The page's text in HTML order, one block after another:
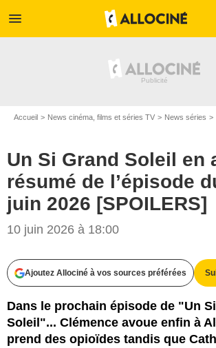
menu
Accueil News cinéma, films et séries TV News séries
Un Si Grand Soleil en
résumé de l’épisode
juin 2026 [SPOILERS]
10 juin 2026 à 18:00
Ajoutez Allociné à vos sources préférées
Dans le prochain épisode de "Un
Soleil"... Clémence avoue enfin à
prend des opioïdes tandis que